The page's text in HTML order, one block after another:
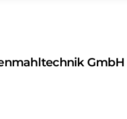
GmbH